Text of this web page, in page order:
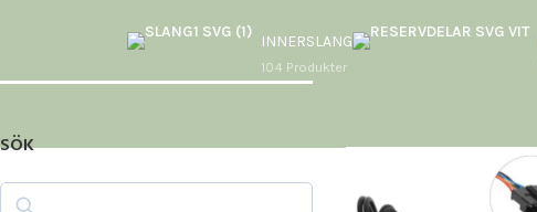
INNERSLANG
104 Produkter
SÖK